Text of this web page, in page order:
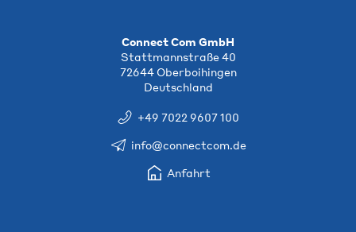
Connect Com GmbH
Stattmannstraße 40
72644 Oberboihingen
Deutschland
+49 7022 9607 100
info@connectcom.de
Anfahrt